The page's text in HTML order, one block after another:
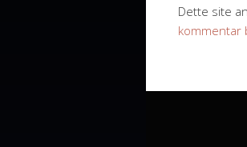
Dette site
kommentar